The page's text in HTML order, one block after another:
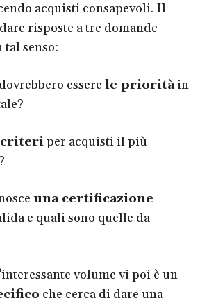
acquisti consapevoli. Il
risposte a tre domande
senso:
essere le prioritàin
per acquisti il più
una certificazione
e quali sono quelle da
volume vi poi è un
che cerca di dare una